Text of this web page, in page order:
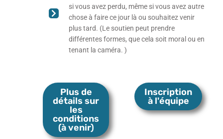
si vous avez perdu, même si vous avez autre
chose à faire ce jour là ou souhaitez venir
plus tard. (Le soutien peut prendre
différentes formes, que cela soit moral ou en
tenant la caméra. )
Plus de
détails sur
les
conditions
(à venir)
Inscription
à l'équipe